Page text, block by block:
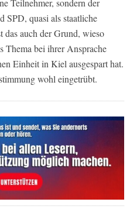
Teilnehmer, sondern der
SPD, quasi als staatliche
auch der Grund, wieso
Thema bei ihrer Ansprache
Einheit in Kiel ausgespart hat.
wohl eingetrübt.